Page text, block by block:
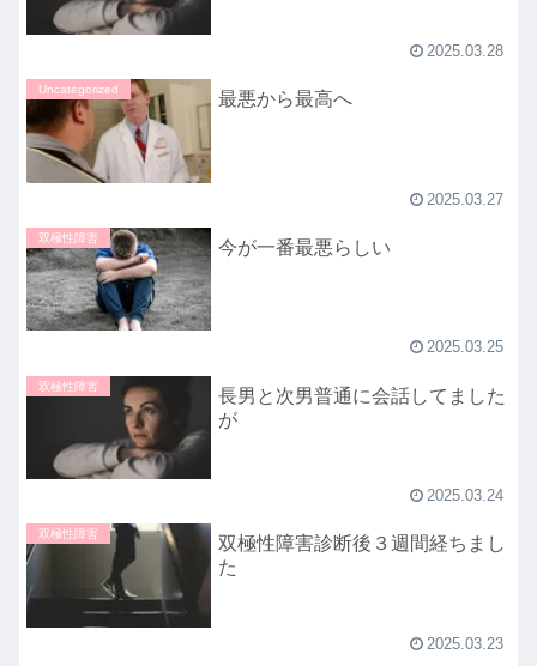
2025.03.28
Uncategorized 最悪から最高へ
2025.03.27
双極性障害 今が一番最悪らしい
2025.03.25
双極性障害
長男と次男普通に会話してました
が
2025.03.24
双極性障害
双極性障害診断後３週間経ちまし
た
2025.03.23